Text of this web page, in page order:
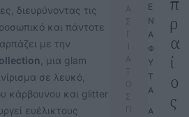
διευρύνοντας τις
και πάντοτε
με την
, μια glam
σε λευκό,
κάρβουνου και glitter
ευέλικτους
Α
Σ
Α
Σ
Ε
Ν
Α
Φ
Υ
Τ
Α
Α
ρ
α
ί
ο
ς